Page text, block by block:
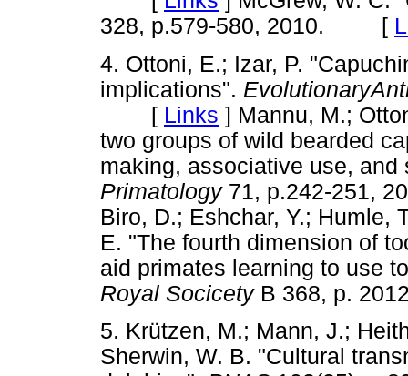
328, p.579-580, 2010. [
4. Ottoni, E.; Izar, P.
implications".
[ Links ] Mannu, M.;
two groups of wild bearded
making, associative use,
Primatology71, p.242-
Biro, D.; Eshchar, Y.; Humle,
E. "The fourth dimension of
aid primates learning to use
Royal Socicety B 368, p.
5. Krützen, M.; Mann, J.;
Sherwin, W. B. "Cultural